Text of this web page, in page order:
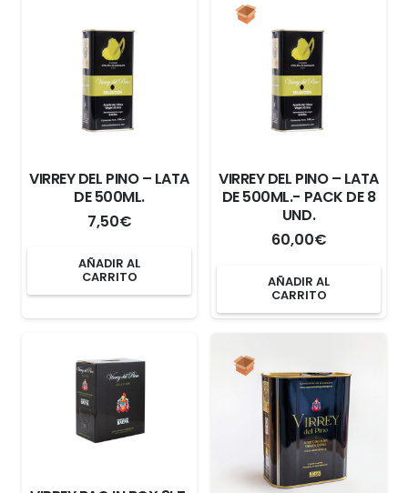
VIRREY DEL PINO – LATA
DE 500ML.
7,50€
AÑADIR AL
CARRITO
VIRREY DEL PINO – LATA
DE 500ML.- PACK DE 8
UND.
60,00€
AÑADIR AL
CARRITO